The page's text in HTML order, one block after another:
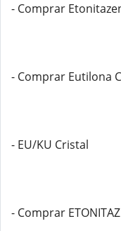
- Comprar
- Comprar Eutilona
- EU/KU Cristal
- Comprar